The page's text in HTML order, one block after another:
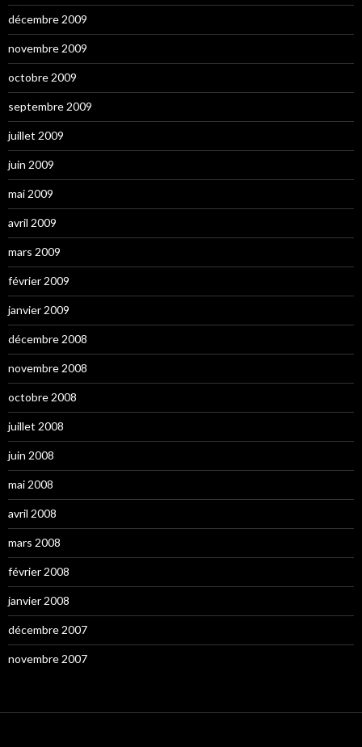
décembre 2009
novembre 2009
octobre 2009
septembre 2009
juillet 2009
juin 2009
mai 2009
avril 2009
mars 2009
février 2009
janvier 2009
décembre 2008
novembre 2008
octobre 2008
juillet 2008
juin 2008
mai 2008
avril 2008
mars 2008
février 2008
janvier 2008
décembre 2007
novembre 2007